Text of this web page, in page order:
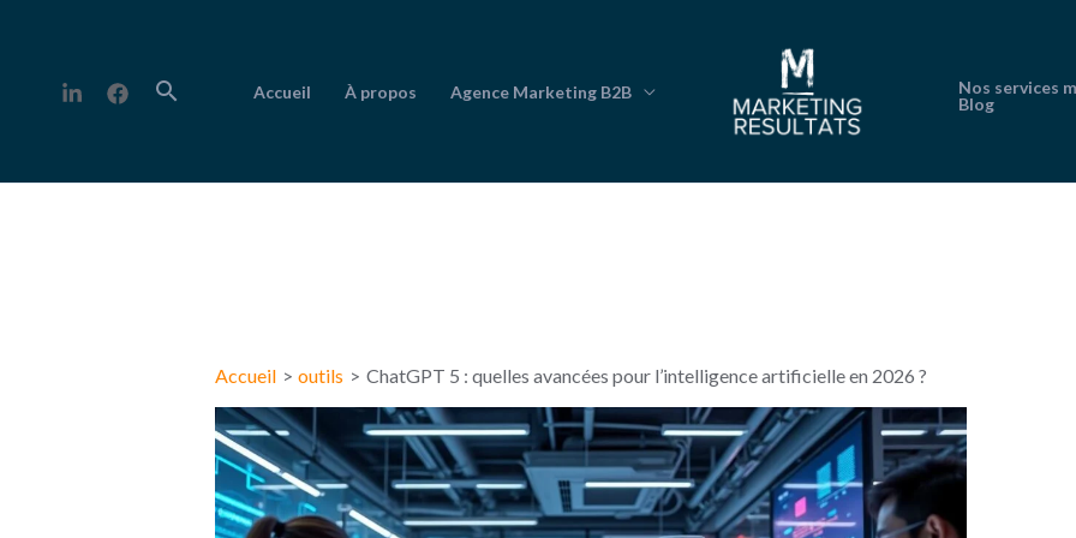
contenu
Rechercher
Accueil À propos Agence Marketing B2B Nos services
Blog
Accueil outils ChatGPT 5 : quelles avancées pour l’intelligence artificielle en 2026 ?